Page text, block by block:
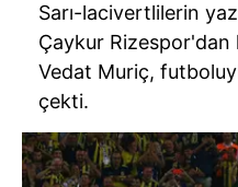
Sarı-lacivertlilerin
Çaykur Rizespor'dan
Vedat Muriç,
çekti.